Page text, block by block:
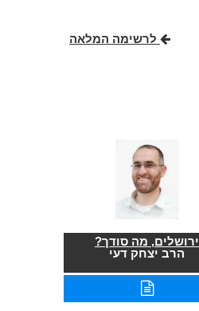
לרשימה המלאה
ירושלים, מה סודך?
הרב יצחק דעי